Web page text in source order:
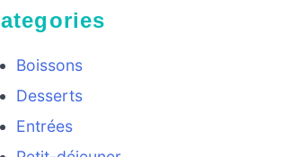
Categories
Boissons
Desserts
Entrées